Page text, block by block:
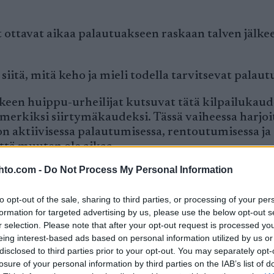
- Do Not Process My Personal Information
opt-out of the sale, sharing to third parties, or processing of your
for targeted advertising by us, please use the below opt-out
selection. Please note that after your opt-out request is processed
interest-based ads based on personal information utilized by us
to third parties prior to your opt-out. You may separately
of your personal information by third parties on the IAB’s list of
aikaa palautuakseen raskaan talven
mitä keho ja mieli todella tarvitsevat
huippu-urheilijat kutsuvat tätä
siirtymäkaudeksi. Tässä vaiheessa
aktiivisessa palautumisessa, rentoutumisessa ja
muuten ole aikaa.
pohjoisen keväthangille tai
juoksulenkille. Osa siirtyy suoraan
tennikseen. On myös niitä urheilijoita, jotka
lomalle.
ymmärtää irtioton arvon. Hän viettää
hiihtäjä voi vaihtaa lumen hetkeksi hiekkaan,